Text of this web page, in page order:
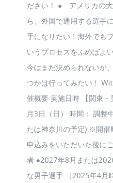
ださい！ ● アメリカの
ら、外国で通用する選
手になりたい！海外でも
いうプロセスをふめばよ
今はまだ決められないが
つかは行ってみたい！
催概要 実施日時 【関東
月3日（日） 時間： 調整
たは神奈川の予定) ※開催
申込みをいただいた後に
者 ●2027年8月または
な男子選手 （2025年4月